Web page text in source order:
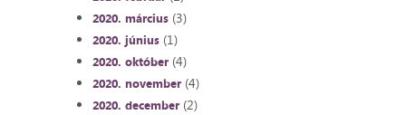
2020. március (3)
2020. június (1)
2020. október (4)
2020. november (4)
2020. december (2)